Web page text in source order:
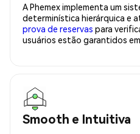
A Phemex implementa um
determinística hierárquica e
prova de reservas para
usuários estão garantidos
Smooth e Intuitiva